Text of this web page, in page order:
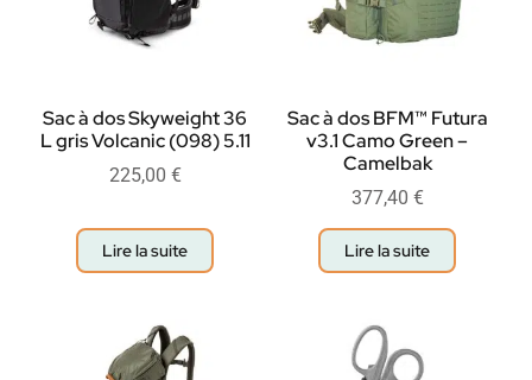
Sac à dos Skyweight 36
L gris Volcanic (098) 5.11
225,00 €
Lire la suite
Sac à dos BFM™ Futura
v3.1 Camo Green –
Camelbak
377,40 €
Lire la suite